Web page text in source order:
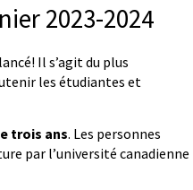
2023-2024
Il s’agit du plus
les étudiantes et
trois ans. Les personnes
par l’université canadienne